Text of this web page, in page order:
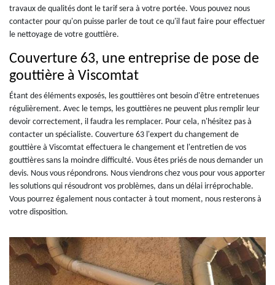
travaux de qualités dont le tarif sera à votre portée. Vous pouvez nous
contacter pour qu'on puisse parler de tout ce qu'il faut faire pour effectuer
le nettoyage de votre gouttière.
Couverture 63, une entreprise de pose de
gouttière à Viscomtat
Étant des éléments exposés, les gouttières ont besoin d'être entretenues
régulièrement. Avec le temps, les gouttières ne peuvent plus remplir leur
devoir correctement, il faudra les remplacer. Pour cela, n'hésitez pas à
contacter un spécialiste. Couverture 63 l'expert du changement de
gouttière à Viscomtat effectuera le changement et l'entretien de vos
gouttières sans la moindre difficulté. Vous êtes priés de nous demander un
devis. Nous vous répondrons. Nous viendrons chez vous pour vous apporter
les solutions qui résoudront vos problèmes, dans un délai irréprochable.
Vous pourrez également nous contacter à tout moment, nous resterons à
votre disposition.